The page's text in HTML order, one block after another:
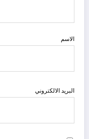
الاسم
البريد الالكتروني